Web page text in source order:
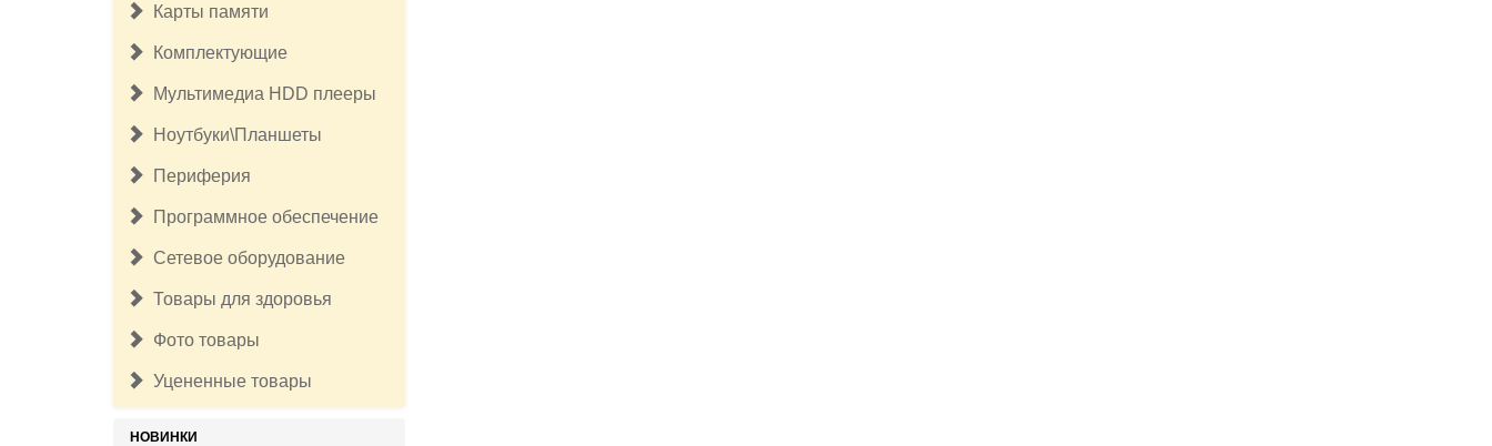
Карты памяти
Комплектующие
Мультимедиа HDD плееры
Ноутбуки\Планшеты
Периферия
Программное обеспечение
Сетевое оборудование
Товары для здоровья
Фото товары
Уцененные товары
НОВИНКИ
17 500руб.
Бесщёточный шуруповерт
Milwaukee M12 FUEL 3403-20 (без
ЗУ и АКБ)